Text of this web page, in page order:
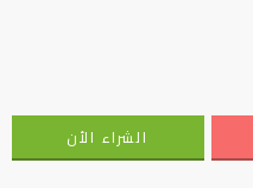
الشراء الأن